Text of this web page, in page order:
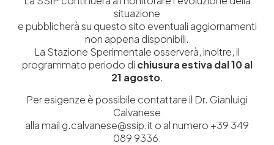
Capitale Sociale Euro9.690.240,00
stazionesperimentaleindustriapelli@legalmail.it
Sede legale
Via Campi Flegrei, 34 – 80078 Pozzuoli (NA) – Tel. +39
081 5979100
situazione
e pubblicherà su questo sito eventuali aggiornamenti
non appena disponibili.
La Stazione Sperimentale osserverà, inoltre, il
programmato periodo di chiusura estiva dal 10 al
21 agosto.
Per esigenze è possibile contattare il Dr. Gianluigi
Calvanese
alla mail g.calvanese@ssip.it o al numero +39 349
089 9336.